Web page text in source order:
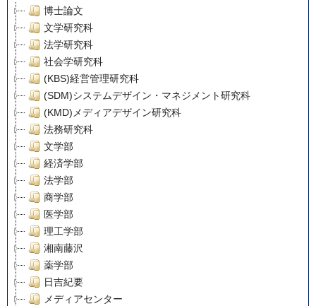
博士論文
文学研究科
法学研究科
社会学研究科
(KBS)経営管理研究科
(SDM)システムデザイン・マネジメント研究科
(KMD)メディアデザイン研究科
法務研究科
文学部
経済学部
法学部
商学部
医学部
理工学部
湘南藤沢
薬学部
日吉紀要
メディアセンター